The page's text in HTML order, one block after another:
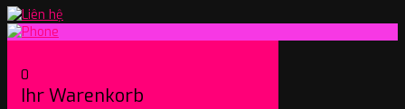
0
Ihr Warenkorb